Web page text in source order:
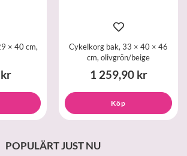
× 40 cm,
Cykelkorg bak, 33 × 40 × 46
cm, olivgrön/beige
1 259,90 kr
Köp
POPULÄRT JUST NU